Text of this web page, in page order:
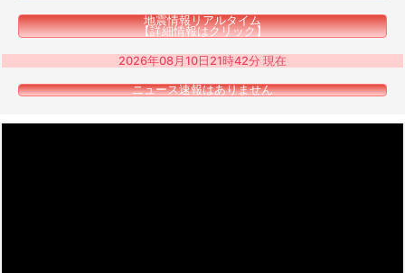
地震情報リアルタイム
【詳細情報はクリック】
2026年08月10日21時42分 現在
ニュース速報はありません